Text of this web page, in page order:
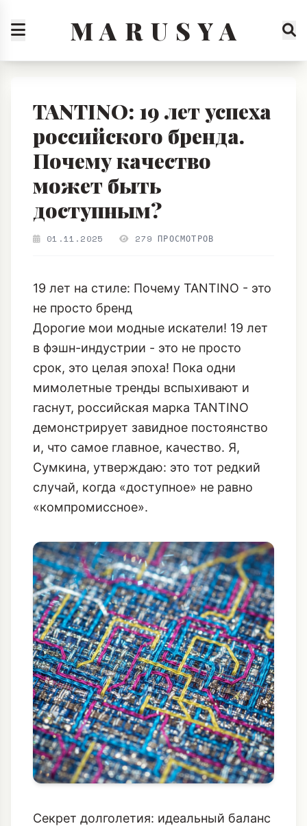
M A R U S Y A
TANTINO: 19 лет успеха
российского бренда.
Почему качество
может быть
доступным?
01.11.2025 279 ПРОСМОТРОВ
19 лет на стиле: Почему TANTINO - это
не просто бренд
Дорогие мои модные искатели! 19 лет
в фэшн-индустрии - это не просто
срок, это целая эпоха! Пока одни
мимолетные тренды вспыхивают и
гаснут, российская марка TANTINO
демонстрирует завидное постоянство
и, что самое главное, качество. Я,
Сумкина, утверждаю: это тот редкий
случай, когда «доступное» не равно
«компромиссное».
Секрет долголетия: идеальный баланс